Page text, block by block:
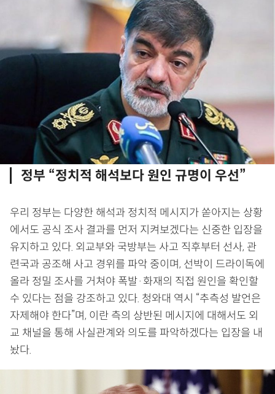
정부 “정치적 해석보다 원인 규명이 우선”
우리 정부는 다양한 해석과 정치적 메시지가 쏟아지는 상황
에서도 공식 조사 결과를 먼저 지켜보겠다는 신중한 입장을
유지하고 있다. 외교부와 국방부는 사고 직후부터 선사, 관
련국과 공조해 사고 경위를 파악 중이며, 선박이 드라이독에
올라 정밀 조사를 거쳐야 폭발·화재의 직접 원인을 확인할
수 있다는 점을 강조하고 있다. 청와대 역시 “추측성 발언은
자제해야 한다”며, 이란 측의 상반된 메시지에 대해서도 외
교 채널을 통해 사실관계와 의도를 파악하겠다는 입장을 내
놨다.